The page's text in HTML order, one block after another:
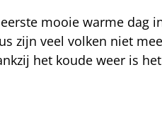
mooie warme dag
zijn veel volken niet
het koude weer is